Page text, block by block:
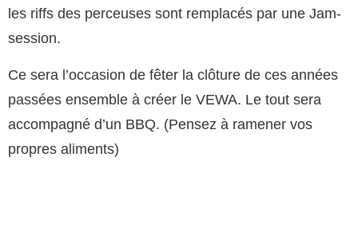
les riffs des perceuses sont remplacés par une Jam-
session.
Ce sera l’occasion de fêter la clôture de ces années
passées ensemble à créer le VEWA. Le tout sera
accompagné d’un BBQ. (Pensez à ramener vos
propres aliments)